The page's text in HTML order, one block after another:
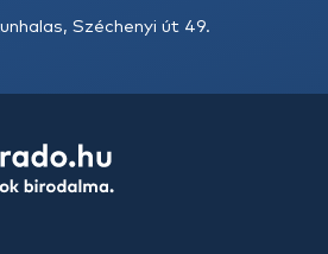
Széchenyi út 49.